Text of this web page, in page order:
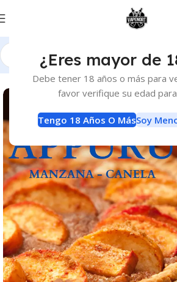
¿Eres mayor de
Debe tener 18 años o más para
favor verifique su edad
Tengo 18 Años O MásSoy
Inicio E-Liquids Sales de Nicotina